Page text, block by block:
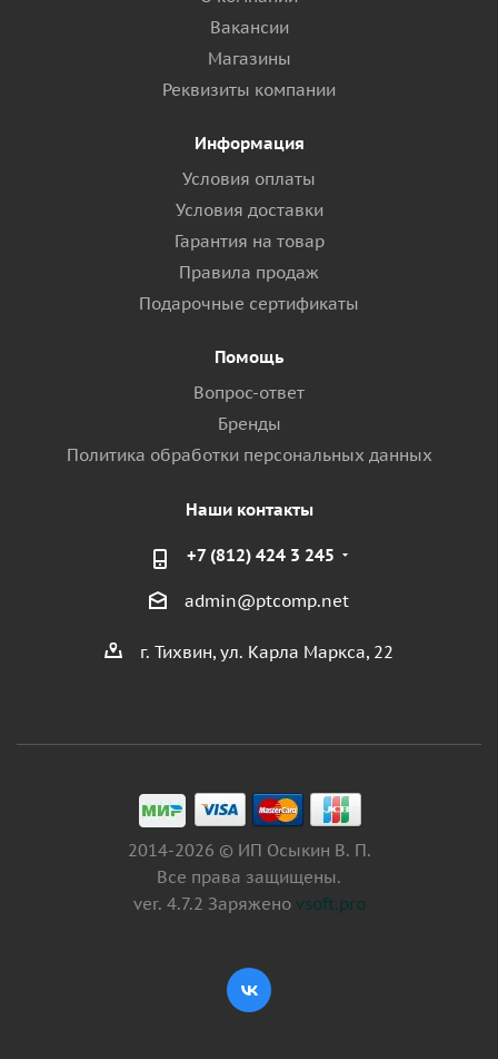
Вакансии
Магазины
Реквизиты компании
Информация
Условия оплаты
Условия доставки
Гарантия на товар
Правила продаж
Подарочные сертификаты
Помощь
Вопрос-ответ
Бренды
Политика обработки персональных данных
Наши контакты
+7 (812) 424 3 245
admin@ptcomp.net
г. Тихвин, ул. Карла Маркса, 22
2014-2026 © ИП Осыкин В. П.
Все права защищены.
ver. 4.7.2 Заряжено vsoft.pro